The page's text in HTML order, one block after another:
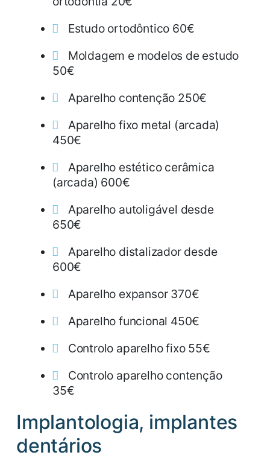
Estudo ortodôntico 60€
Moldagem e modelos de estudo
50€
Aparelho contenção 250€
Aparelho fixo metal (arcada)
450€
Aparelho estético cerâmica
(arcada) 600€
Aparelho autoligável desde
650€
Aparelho distalizador desde
600€
Aparelho expansor 370€
Aparelho funcional 450€
Controlo aparelho fixo 55€
Controlo aparelho contenção
35€
Implantologia, implantes
dentários